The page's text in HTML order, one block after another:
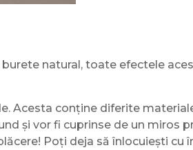
natural, toate efectele
Acesta conține diferite
și vor fi cuprinse de un miros
Poți deja să înlocuiești cu